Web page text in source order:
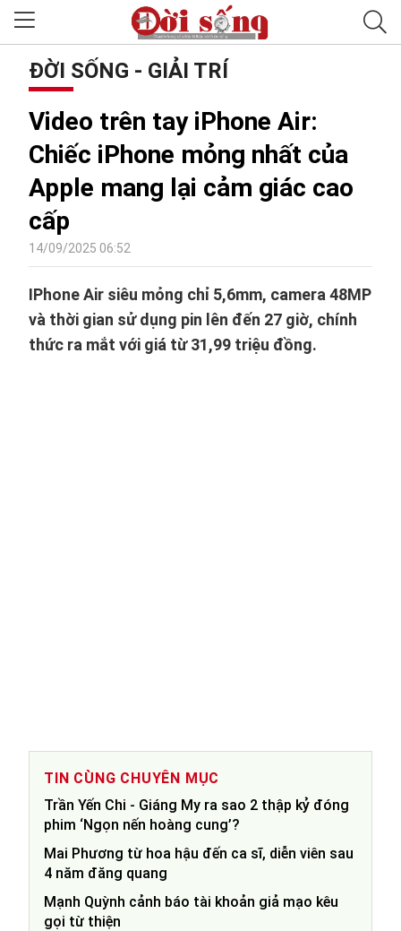
ĐỜI SỐNG - GIẢI TRÍ
Video trên tay iPhone Air:
Chiếc iPhone mỏng nhất của
Apple mang lại cảm giác cao
cấp
14/09/2025 06:52
IPhone Air siêu mỏng chỉ 5,6mm, camera 48MP
và thời gian sử dụng pin lên đến 27 giờ, chính
thức ra mắt với giá từ 31,99 triệu đồng.
TIN CÙNG CHUYÊN MỤC
Trần Yến Chi - Giáng My ra sao 2 thập kỷ đóng
phim ‘Ngọn nến hoàng cung’?
Mai Phương từ hoa hậu đến ca sĩ, diễn viên sau
4 năm đăng quang
Mạnh Quỳnh cảnh báo tài khoản giả mạo kêu
gọi từ thiện